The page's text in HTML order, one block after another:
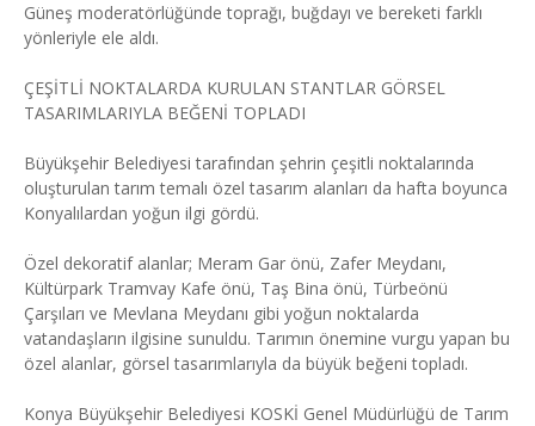
Güneş moderatörlüğünde toprağı, buğdayı ve bereketi farklı
yönleriyle ele aldı.
ÇEŞİTLİ NOKTALARDA KURULAN STANTLAR GÖRSEL
TASARIMLARIYLA BEĞENİ TOPLADI
Büyükşehir Belediyesi tarafından şehrin çeşitli noktalarında
oluşturulan tarım temalı özel tasarım alanları da hafta boyunca
Konyalılardan yoğun ilgi gördü.
Özel dekoratif alanlar; Meram Gar önü, Zafer Meydanı,
Kültürpark Tramvay Kafe önü, Taş Bina önü, Türbeönü
Çarşıları ve Mevlana Meydanı gibi yoğun noktalarda
vatandaşların ilgisine sunuldu. Tarımın önemine vurgu yapan bu
özel alanlar, görsel tasarımlarıyla da büyük beğeni topladı.
Konya Büyükşehir Belediyesi KOSKİ Genel Müdürlüğü de Tarım